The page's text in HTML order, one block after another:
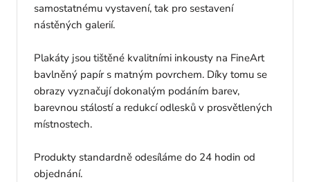
samostatnému vystavení, tak pro sestavení
nástěných galerií.
Plakáty jsou tištěné kvalitními inkousty na FineArt
bavlněný papír s matným povrchem. Díky tomu se
obrazy vyznačují dokonalým podáním barev,
barevnou stálostí a redukcí odlesků v prosvětlených
místnostech.
Produkty standardně odesíláme do 24 hodin od
objednání.